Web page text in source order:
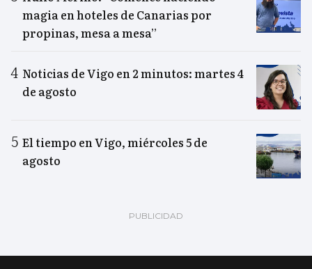
magia en hoteles de Canarias por
propinas, mesa a mesa”
Noticias de Vigo en 2 minutos: martes 4
de agosto
El tiempo en Vigo, miércoles 5 de
agosto